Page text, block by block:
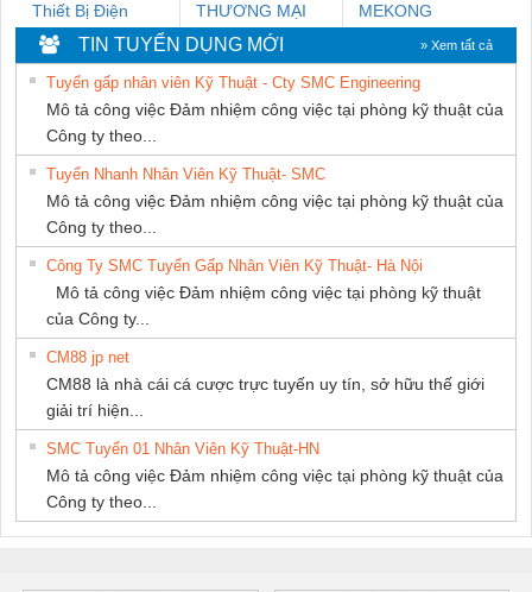
Thiết Bị Điện
Nam Quốc Thịnh
THƯƠNG MẠI
DỊCH VỤ KỸ
THUẬT ĐIỆN CƠ
GIA HƯNG
PHÁT
MEKONG
SUPPLY
TIN TUYỂN DỤNG MỚI » Xem tất cả
Tuyển gấp nhân viên Kỹ Thuật - Cty SMC Engineering
Mô tả công việc Đảm nhiệm công việc tại phòng kỹ thuật của
Công ty theo...
Tuyển Nhanh Nhân Viên Kỹ Thuật- SMC
Mô tả công việc Đảm nhiệm công việc tại phòng kỹ thuật của
Công ty theo...
Công Ty SMC Tuyển Gấp Nhân Viên Kỹ Thuật- Hà Nội
Mô tả công việc Đảm nhiệm công việc tại phòng kỹ thuật
của Công ty...
CM88 jp net
CM88 là nhà cái cá cược trực tuyến uy tín, sở hữu thế giới
giải trí hiện...
SMC Tuyển 01 Nhân Viên Kỹ Thuật-HN
Mô tả công việc Đảm nhiệm công việc tại phòng kỹ thuật của
Công ty theo...